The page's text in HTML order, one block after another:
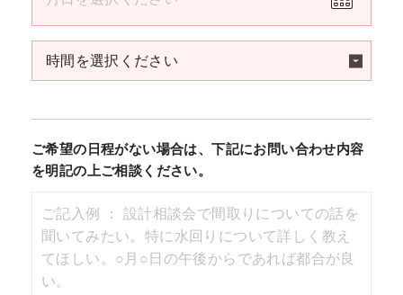
ご希望の日程がない場合は、下記にお問い合わせ内容
を明記の上ご相談ください。